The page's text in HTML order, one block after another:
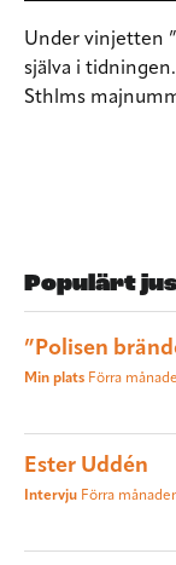
Under vinjetten
själva i
Sthlms
Populärt
”Polisen
Min plats Förra
Ester Uddén
Intervju Förra